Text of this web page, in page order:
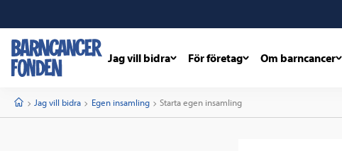
Jag vill bidra För företag Om barncancer
StartJag vill bidra Egen insamling Current:
Starta egen insamling